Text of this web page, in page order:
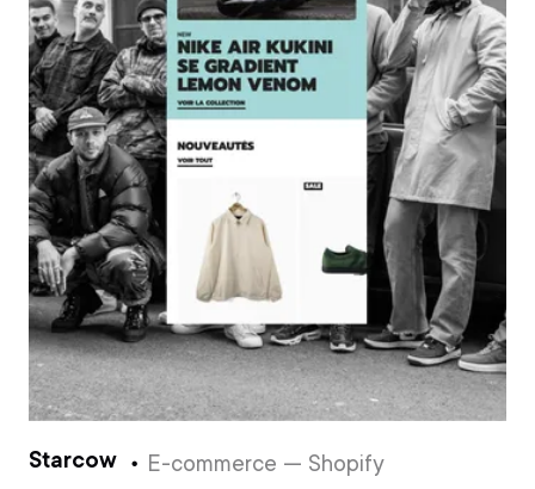
Starcow E-commerce — Shopify